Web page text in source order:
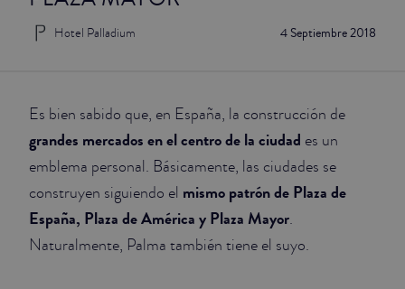
4 Septiembre 2018
Hotel Palladium
Es bien sabido que, en España, la construcción de
grandes mercados en el centro de la ciudad es un
emblema personal. Básicamente, las ciudades se
construyen siguiendo el mismo patrón de Plaza de
España, Plaza de América y Plaza Mayor.
Naturalmente, Palma también tiene el suyo.
DOUBLE RED
DOUBLE WHITE
DOUBLE INN CATHEDRAL
SUPERIOR